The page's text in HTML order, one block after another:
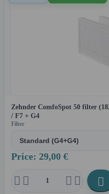
Zehnder ComfoSpot 50 filter
/ F7 + G4
Filter
Price: 29,00 €
    